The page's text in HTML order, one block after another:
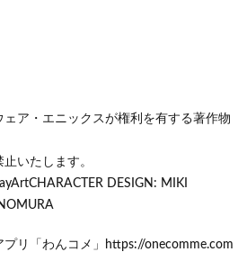
ア・エニックスが権利を有する著作物
いたします。
DESIGN: MIKI
リ「わんコメ」https://onecomme.com